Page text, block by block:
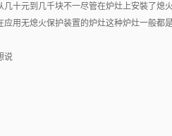
十元到几千块不一尽管在炉灶上安裝了
应用无熄火保护装置的炉灶这种炉灶一般
说